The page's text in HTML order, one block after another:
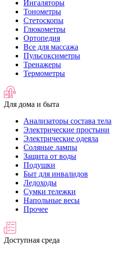
Ингаляторы
Тонометры
Стетоскопы
Глюкометры
Ортопедия
Все для массажа
Пульсоксиметры
Тренажеры
Термометры
Для дома и быта
Анализаторы состава тела
Электрические простыни
Электрические одеяла
Соляные лампы
Защита от воды
Подушки
Быт для инвалидов
Ледоходы
Сумки тележки
Напольные весы
Прочее
Доступная среда